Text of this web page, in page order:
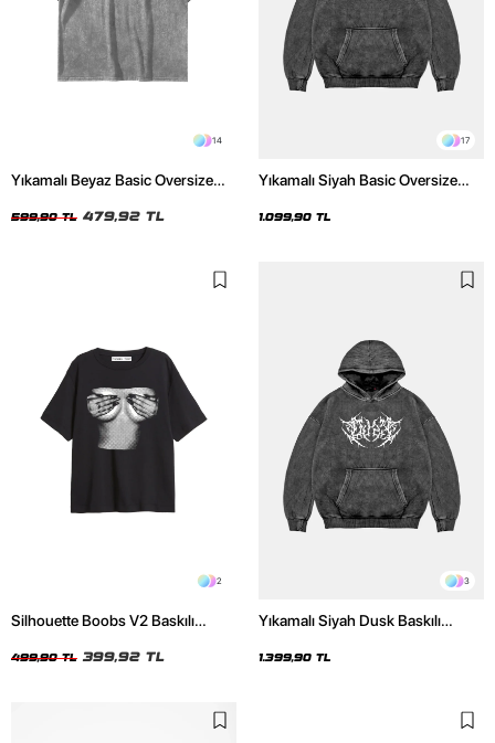
14
Yıkamalı Beyaz Basic Oversize
599,90 TL 479,92 TL
17
Yıkamalı Siyah Basic Oversize
1.099,90 TL
2
Silhouette Boobs V2 Baskılı
499,90 TL 399,92 TL
3
Yıkamalı Siyah Dusk Baskılı
1.399,90 TL